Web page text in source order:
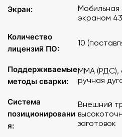
Обратная связь в реальном
звуковых и визуальных сигналов
Отображение визуальных
сварки
Экспертная система оценки
параметрам
Осуществление
и анализа результатов тренажа
Возможность
сеанса обучения
Возможность расширения или
Экран:
Мобильная
экраном
Количество
лицензий ПО:
10
Поддерживаемые
методы сварки:
MMA (РДС),
ручная
Система
позиционировани
я:
Внешний
заготовок